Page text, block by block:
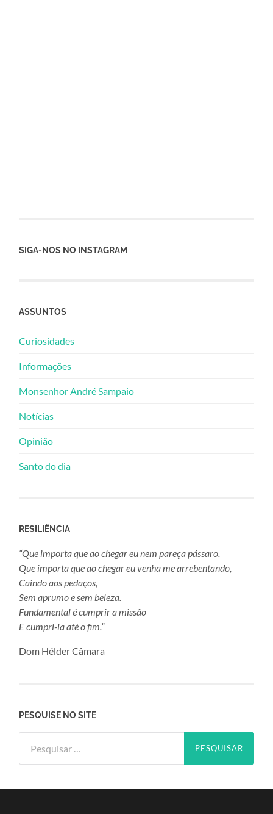
SIGA-NOS NO INSTAGRAM
ASSUNTOS
Curiosidades
Informações
Monsenhor André Sampaio
Notícias
Opinião
Santo do dia
RESILIÊNCIA
“Que importa que ao chegar eu nem pareça pássaro.
Que importa que ao chegar eu venha me arrebentando,
Caindo aos pedaços,
Sem aprumo e sem beleza.
Fundamental é cumprir a missão
E cumpri-la até o fim.”
Dom Hélder Câmara
PESQUISE NO SITE
por: